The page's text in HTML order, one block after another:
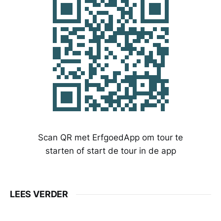
Scan QR met ErfgoedApp om tour te
starten of start de tour in de app
LEES VERDER